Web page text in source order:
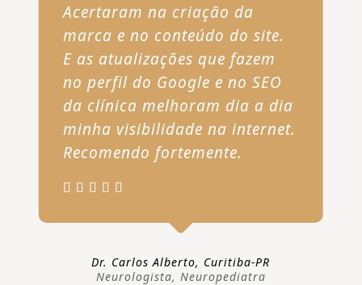
Acertaram na criação da
marca e no conteúdo do site.
E as atualizações que fazem
no perfil do Google e no SEO
da clínica melhoram dia a dia
minha visibilidade na internet.
Recomendo fortemente.
Dr. Carlos Alberto, Curitiba-PR
Neurologista, Neuropediatra